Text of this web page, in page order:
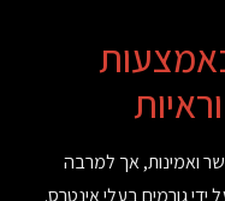
ואמינות, אך למרבה